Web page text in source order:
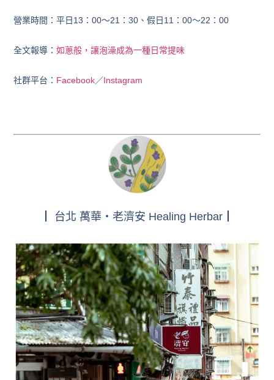
營業時間：平日13：00～21：30、假日11：00～22：00
全文報導：如蔥般，讓泡澡成為一種日常提味
社群平台： Facebook／Instagram
┃ 台北 萬華・老濟安 Healing Herbar┃